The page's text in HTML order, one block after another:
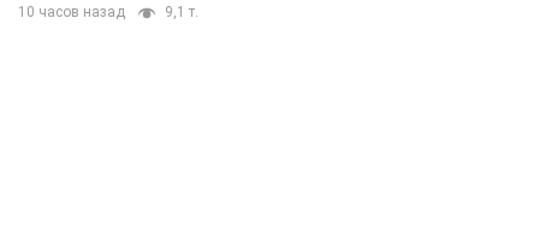
10 часов назад 9,1 т.